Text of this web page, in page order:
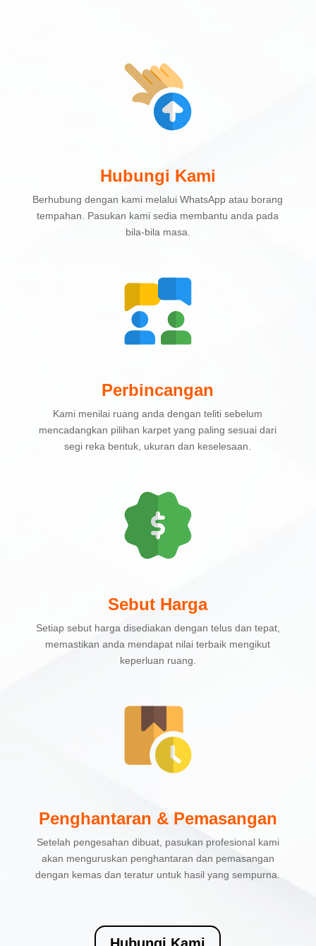
Hubungi Kami
Berhubung dengan kami melalui WhatsApp atau borang
tempahan. Pasukan kami sedia membantu anda pada
bila-bila masa.
Perbincangan
Kami menilai ruang anda dengan teliti sebelum
mencadangkan pilihan karpet yang paling sesuai dari
segi reka bentuk, ukuran dan keselesaan.
Sebut Harga
Setiap sebut harga disediakan dengan telus dan tepat,
memastikan anda mendapat nilai terbaik mengikut
keperluan ruang.
Penghantaran & Pemasangan
Setelah pengesahan dibuat, pasukan profesional kami
akan menguruskan penghantaran dan pemasangan
dengan kemas dan teratur untuk hasil yang sempurna.